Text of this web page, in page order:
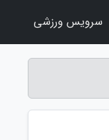
سرویس ورزشی